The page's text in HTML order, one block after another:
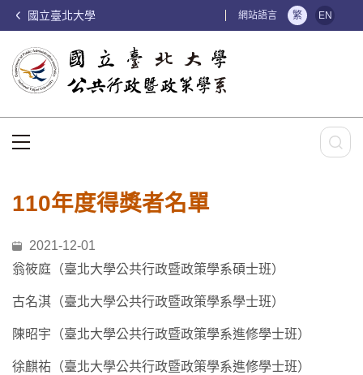
國立臺北大學 網站語言 繁 EN
110年度得獎者名單
2021-12-01
翁筱庭（臺北大學公共行政暨政策學系碩士班）
古名淇（臺北大學公共行政暨政策學系學士班）
陳昭宇（臺北大學公共行政暨政策學系進修學士班）
徐麒祐（臺北大學公共行政暨政策學系進修學士班）